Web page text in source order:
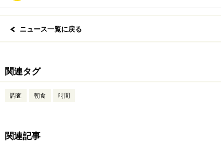
ニュース一覧に戻る
関連タグ
調査 朝食 時間
関連記事